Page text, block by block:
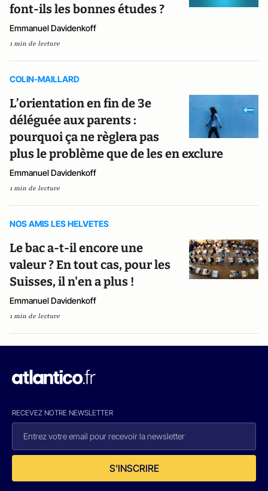
font-ils les bonnes études ?
Emmanuel Davidenkoff
1 min de lecture
COLIN-MAILLARD
L’orientation en fin de 3e
déléguée aux parents :
pourquoi ça ne règlera pas
plus le problème que de les en exclure
Emmanuel Davidenkoff
1 min de lecture
NOS AMIS LES HELVETES
Le bac a-t-il encore une
valeur ? En tout cas, pour les
Suisses, il n'en a plus !
Emmanuel Davidenkoff
1 min de lecture
RECEVEZ NOTRE NEWSLETTER
S'INSCRIRE